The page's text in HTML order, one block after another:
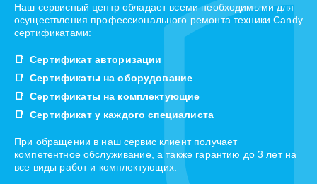
Наш сервисный центр обладает всеми необходимыми для
осуществления профессионального ремонта техники Candy
сертификатами:
Сертификат авторизации
Сертификаты на оборудование
Сертификаты на комплектующие
Сертификат у каждого специалиста
При обращении в наш сервис клиент получает
компетентное обслуживание, а также гарантию до 3 лет на
все виды работ и комплектующих.